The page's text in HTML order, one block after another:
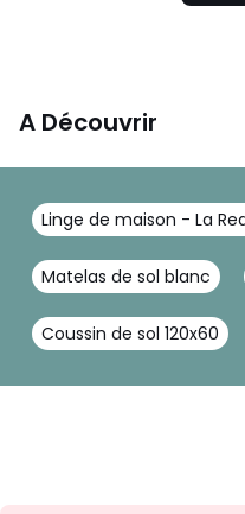
A Découvrir
Linge de maison - La
Matelas de sol blanc
Coussin de sol 120x60